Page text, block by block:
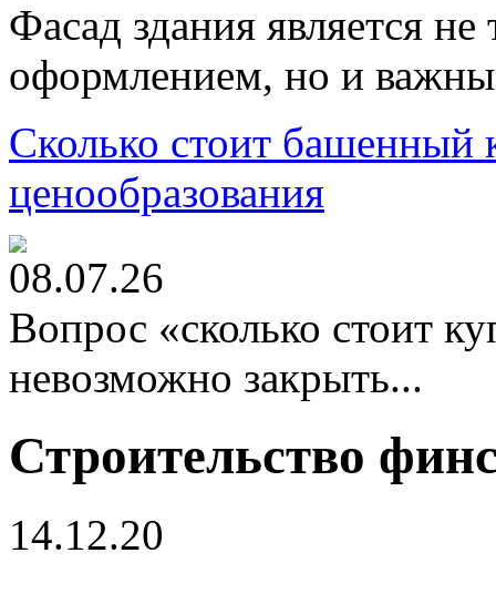
Фасад здания является
оформлением, но и
Сколько стоит башенный
ценообразования
08.07.26
Вопрос «сколько стоит
невозможно закрыть...
Строительство
14.12.20